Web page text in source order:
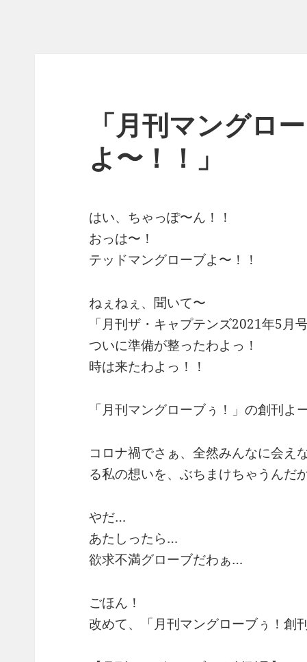
「月刊マングロ
よ〜！！」
はい、ちゃっぽ〜ん！！
おっは〜！
テッドマングローブよ〜！！
ねぇねぇ、聞いて〜
「月刊ザ・キャプテンズ2021年5月
ついに準備が整ったわよっ！
時は来たわよっ！！
「月刊マングローブぅ！」の創刊よ
コロナ禍でさぁ、全然みんなに会え
る私の想いを、ぶちまけちゃうんだ
やだ…
あたしったら…
欲求不満グローブだわぁ…
ごほん！
改めて、「月刊マングローブぅ！創